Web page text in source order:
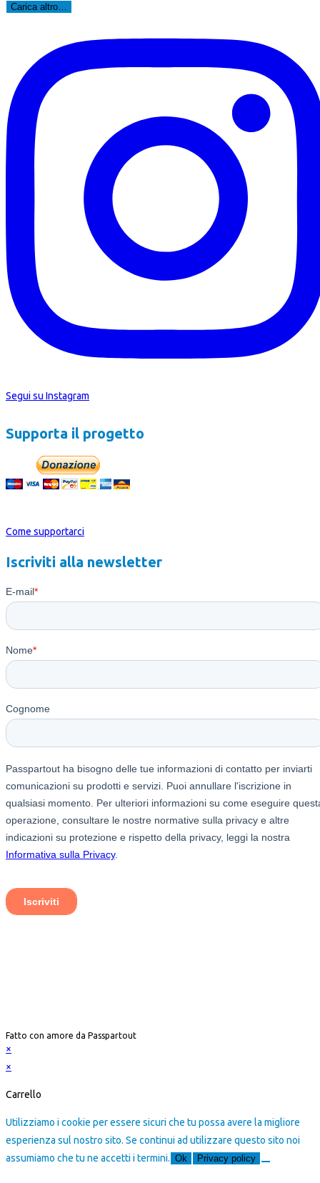
Carica altro…
Segui su Instagram
Supporta il progetto
Come supportarci
Iscriviti alla newsletter
Fatto con amore da Passpartout
×
×
Carrello
Utilizziamo i cookie per essere sicuri che tu possa avere la migliore
esperienza sul nostro sito. Se continui ad utilizzare questo sito noi
assumiamo che tu ne accetti i termini. Ok Privacy policy